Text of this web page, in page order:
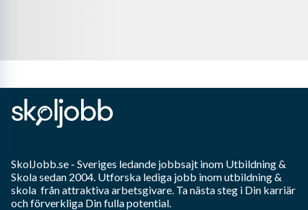
SkolJobb.se - Sveriges ledande jobbsajt inom Utbildning &
Skolasedan 2004. Utforska lediga jobb inomutbildning &
skola från attraktiva arbetsgivare. Ta nästa steg i Din karriär
och förverkliga Din fulla potential.